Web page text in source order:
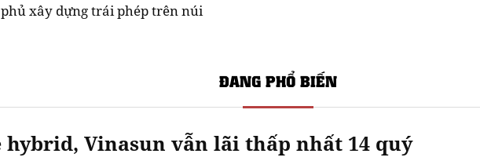
xây dựng trái phép trên núi
ĐANG PHỔ BIẾN
hybrid, Vinasun vẫn lãi thấp nhất 14 quý